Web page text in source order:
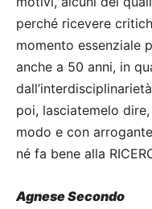
perché ricevere
momento essenziale
anche a 50 anni, in
poi, lasciatemelo
modo e con
né fa bene alla
Agnese Secondo